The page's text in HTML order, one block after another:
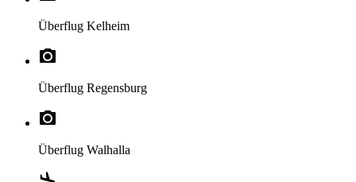
Überflug Kelheim
Überflug Regensburg
Überflug Walhalla